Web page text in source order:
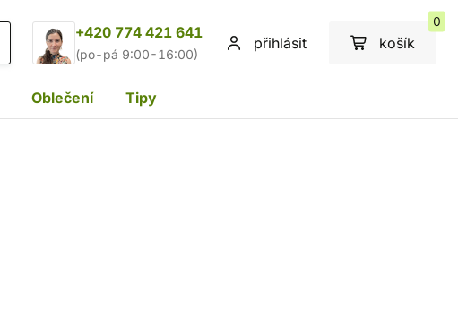
+420 774 421 641
(po-pá 9:00-16:00)
přihlásit košík
0
Oblečení Tipy